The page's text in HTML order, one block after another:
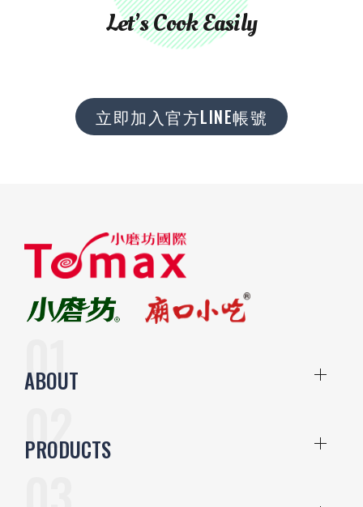
Let’s Cook Easily
立即加入官方LINE帳號
ABOUT
PRODUCTS